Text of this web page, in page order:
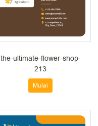
the-ultimate-flower-shop-
213
Mulai